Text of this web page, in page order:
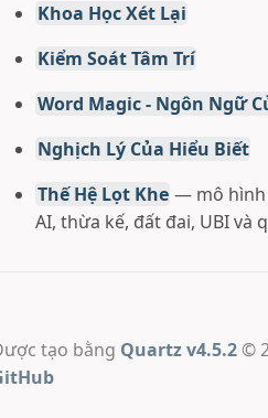
Khoa Học Xét Lại
Kiểm Soát Tâm Trí
Word Magic - Ngôn Ngữ
Nghịch Lý Của Hiểu Biết
Thế Hệ Lọt Khe — mô hình
AI, thừa kế, đất đai, UBI và
tạo bằng Quartz v4.5.2 ©